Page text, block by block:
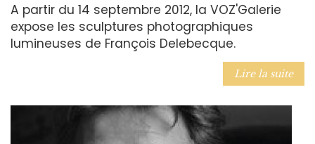
A partir du 14 septembre 2012, la VOZ'Galerie
expose les sculptures photographiques
lumineuses de François Delebecque.
Lire la suite